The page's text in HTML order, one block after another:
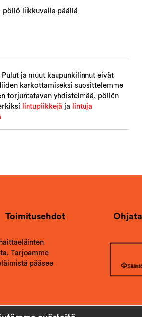
pöllö liikkuvalla päällä
Pulut ja muut kaupunkilinnut eivät
karkottamiseksi suosittelemme
torjuntatavan yhdistelmää, pöllön
lintupiikkejä ja
lintuja
Toimitusehdot Ohjata
Tarjoamme
pääsee